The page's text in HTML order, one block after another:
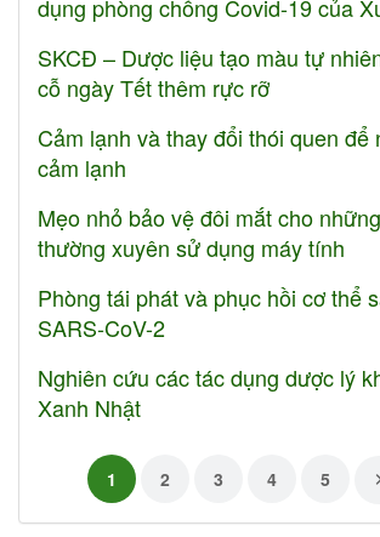
dụng phòng chống Covid-19 của
SKCĐ – Dược liệu tạo màu tự
cỗ ngày Tết thêm rực rỡ
Cảm lạnh và thay đổi thói quen để
cảm lạnh
Mẹo nhỏ bảo vệ đôi mắt cho
thường xuyên sử dụng máy tính
Phòng tái phát và phục hồi cơ thể
SARS-CoV-2
Nghiên cứu các tác dụng dược lý
Xanh Nhật
1 2 3 4 5